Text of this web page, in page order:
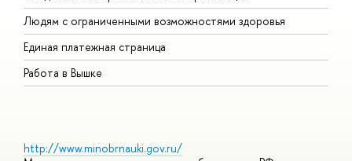
Людям с ограниченными возможностями здоровья
Единая платежная страница
Работа в Вышке
http://www.minobrnauki.gov.ru/